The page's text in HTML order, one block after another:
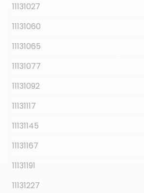
11131027
11131060
11131065
11131077
11131092
11131117
11131145
11131167
11131191
11131227